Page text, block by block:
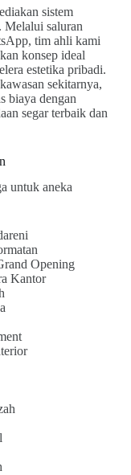
sistem
Melalui saluran
tim ahli kami
konsep ideal
estetika pribadi.
sekitarnya,
biaya dengan
segar terbaik dan
untuk aneka
Opening
Kantor